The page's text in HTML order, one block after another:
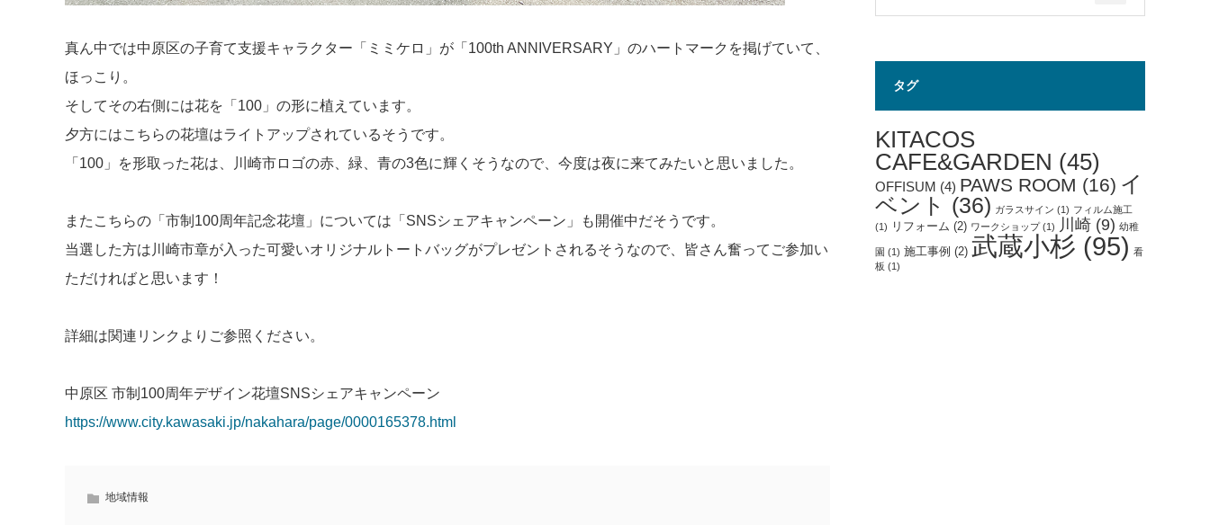
真ん中では中原区の子育て支援キャラクター「ミミケロ」が「100th ANNIVERSARY」のハートマークを掲げていて、
ほっこり。
そしてその右側には花を「100」の形に植えています。
夕方にはこちらの花壇はライトアップされているそうです。
「100」を形取った花は、川崎市ロゴの赤、緑、青の3色に輝くそうなので、今度は夜に来てみたいと思いました。
またこちらの「市制100周年記念花壇」については「SNSシェアキャンペーン」も開催中だそうです。
当選した方は川崎市章が入った可愛いオリジナルトートバッグがプレゼントされるそうなので、皆さん奮ってご参加い
ただければと思います！
詳細は関連リンクよりご参照ください。
中原区 市制100周年デザイン花壇SNSシェアキャンペーン
https://www.city.kawasaki.jp/nakahara/page/0000165378.html
地域情報
タグ
KITACOS
CAFE&GARDEN (45)
OFFISUM (4) PAWS ROOM (16) イ
ベント (36) ガラスサイン (1) フィルム施工
(1)
リフォーム (2) ワークショップ(1) 川崎 (9) 幼稚
園 (1) 施工事例 (2) 武蔵小杉 (95) 看
板 (1)